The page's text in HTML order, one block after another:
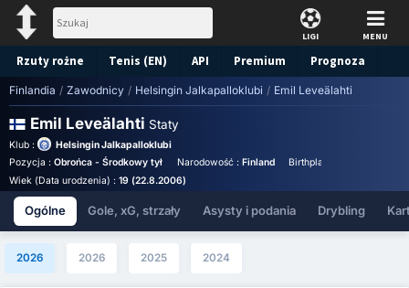
LIGI MENU
Rzuty rożne Tenis (EN) API Premium Prognoza
Finlandia / Zawodnicy / Helsingin Jalkapalloklubi / Emil Leveälahti
Emil Leveälahti Staty
Klub :
Helsingin Jalkapalloklubi
Pozycja : Obrońca - Środkowy tył Narodowość : Finland Birthplace :
Wiek (Data urodzenia) : 19 (22.8.2006)
Ogólne Gole, xG, strzały Asysty i podania Drybling
2026 2026 2025 2024